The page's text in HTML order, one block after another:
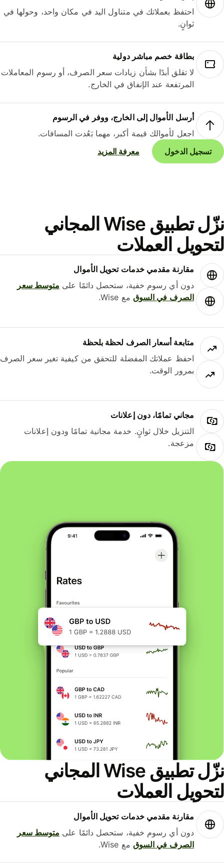
احتفظ بعملاتك في متناول اليد في مكان واحد، وحولها في
ثوانٍ.
بطاقة خصم مباشر دولية
لا تقلق أبدًا بشأن زيادات سعر الصرف، أو رسوم المعاملات
المرتفعة عند الإنفاق في الخارج.
أرسل الأموال إلى الخارج، ووفر في الرسوم
اجعل لأموالك قيمة أكبر، مهما بَعُدت المسافات.
تسجيل الدخول
معرفة المزيد
نزّل تطبيق Wise المجاني
العملات
مقارنة مقدمي خدمات تحويل الأموال
دون أي رسوم خفية، ستحصل دائمًا علىمتوسط ​​سعر
الصرف في السوقمع Wise.
متابعة أسعار الصرف لحظة بلحظة
احفظ عملاتك المفضلة للتحقق من كيفية تغير سعر الصرف
بمرور الوقت.
مجاني تمامًا، دون إعلانات
التنزيل خلال ثوانٍ. خدمة مجانية تمامًا ودون إعلانات
مزعجة.
نزّل تطبيق Wise المجاني
العملات
مقارنة مقدمي خدمات تحويل الأموال
دون أي رسوم خفية، ستحصل دائمًا علىمتوسط ​​سعر
الصرف في السوقمع Wise.